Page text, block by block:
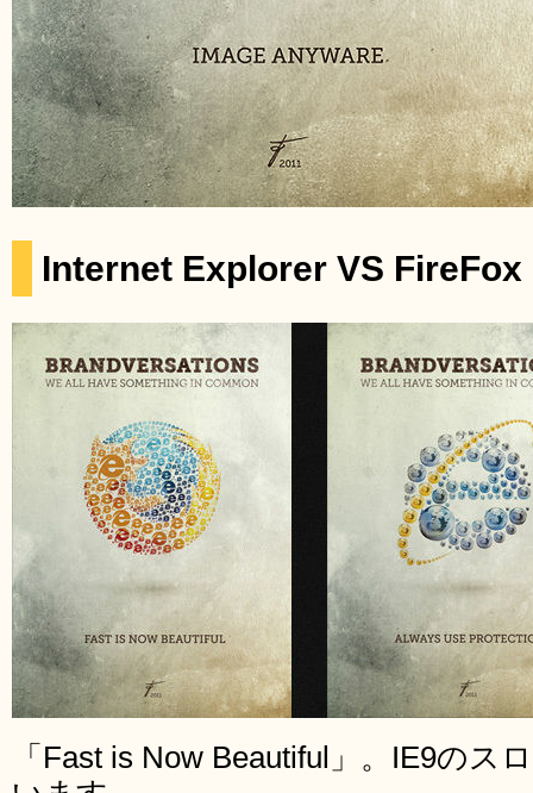
Internet Explorer VS FireFox
「Fast is Now Beautiful」。IE9のス